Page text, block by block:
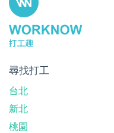
尋找打工
台北
新北
桃園